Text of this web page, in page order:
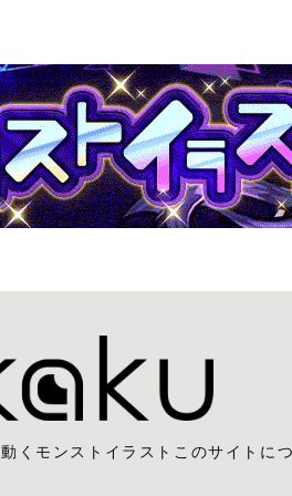
動くモンストイラスト このサイトに